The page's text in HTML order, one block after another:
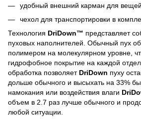
удобный внешний карман для вещей
чехол для транспортировки в
Технология DriDown™ представляет
пуховых наполнителей. Обычный пух
полимером на молекулярном уровне,
гидрофобное покрытие на каждой
обработка позволяет DriDown пуху
дольше обычного и высыхать на 33%
намокания или воздействия влаги
объем в 2.7 раз лучше обычного и
любой ситуации.